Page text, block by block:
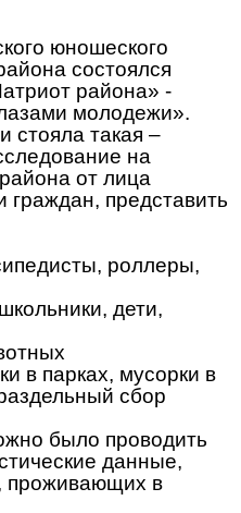
юношеского
состоялся
района» -
молодежи».
стояла такая –
на
от лица
граждан, представить
роллеры,
дети,
в парках, мусорки в
сбор
было проводить
данные,
проживающих в